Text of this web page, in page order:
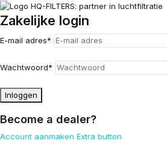
Zakelijke login
E-mail adres*
Wachtwoord*
Inloggen
Become a dealer?
Account aanmaken Extra button